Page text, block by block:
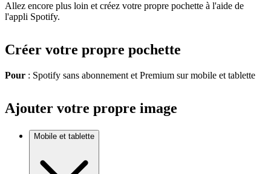
Allez encore plus loin et créez votre propre pochette à l'aide de
l'appli Spotify.
Créer votre propre pochette
Pour : Spotify sans abonnement et Premium sur mobile et tablette
Ajouter votre propre image
Mobile et tablette